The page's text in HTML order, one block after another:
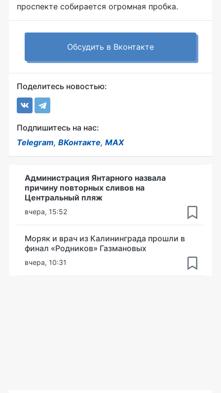
проспекте собирается огромная пробка.
Обсудить в Вконтакте
Поделитесь новостью:
Подпишитесь на нас:
Telegram, ВКонтакте, MAX
Администрация Янтарного назвала
причину повторных сливов на
Центральный пляж
вчера, 15:52
Моряк и врач из Калининграда прошли в
финал «Родников» Газмановых
вчера, 10:31